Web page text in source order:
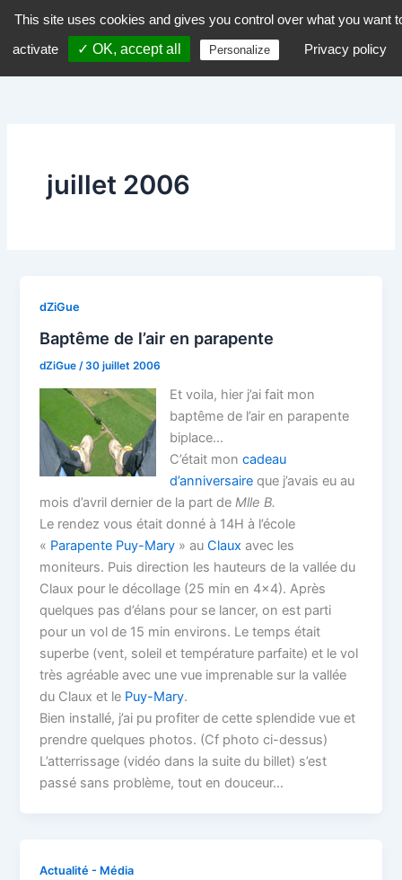
contenu
dZiGue
juillet 2006
dZiGue
Baptême de l’air en parapente
dZiGue /30 juillet 2006
Et voila, hier j’ai fait mon
baptême de l’air en parapente
biplace…
C’était mon cadeau
d’anniversaireque j’avais eu au
mois d’avril dernier de la part deMlle B.
Le rendez vous était donné à 14H à l’école
« Parapente Puy-Mary » auClaux avec les
moniteurs. Puis direction les hauteurs de la vallée du
Claux pour le décollage (25 min en 4×4). Après
quelques pas d’élans pour se lancer, on est parti
pour un vol de 15 min environs. Le temps était
superbe (vent, soleil et température parfaite) et le vol
très agréable avec une vue imprenable sur la vallée
du Claux et le Puy-Mary.
Bien installé, j’ai pu profiter de cette splendide vue et
prendre quelques photos. (Cf photo ci-dessus)
L’atterrissage (vidéo dans la suite du billet) s’est
passé sans problème, tout en douceur…
Actualité - Média
This site uses cookies and gives you control over what you want
activate
✓ OK, accept all Personalize Privacy policy